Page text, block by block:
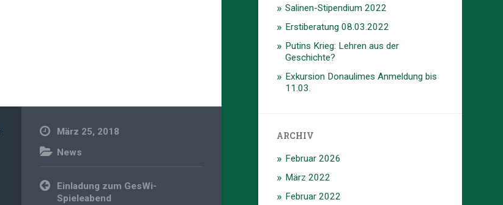
März 25, 2018
News
Beitragsnavigation
Einladung zum GesWi-
Spieleabend
Salinen-Stipendium 2022
Erstiberatung 08.03.2022
Putins Krieg: Lehren aus der
Geschichte?
Exkursion Donaulimes Anmeldung bis
11.03.
ARCHIV
Februar 2026
März 2022
Februar 2022